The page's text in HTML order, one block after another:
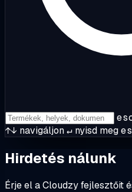
↑↓ navigáljon↵ nyisd meg
Hirdetés nálunk
Érje el a Cloudzy fejlesztőit